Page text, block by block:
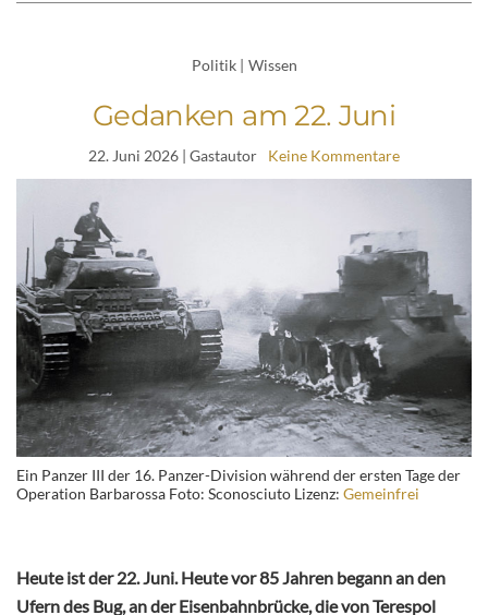
Politik | Wissen
Gedanken am 22. Juni
22. Juni 2026 | Gastautor Keine Kommentare
Ein Panzer III der 16. Panzer-Division während der ersten Tage der
Operation Barbarossa Foto: Sconosciuto Lizenz: Gemeinfrei
Heute ist der 22. Juni. Heute vor 85 Jahren begann an den
Ufern des Bug, an der Eisenbahnbrücke, die von Terespol